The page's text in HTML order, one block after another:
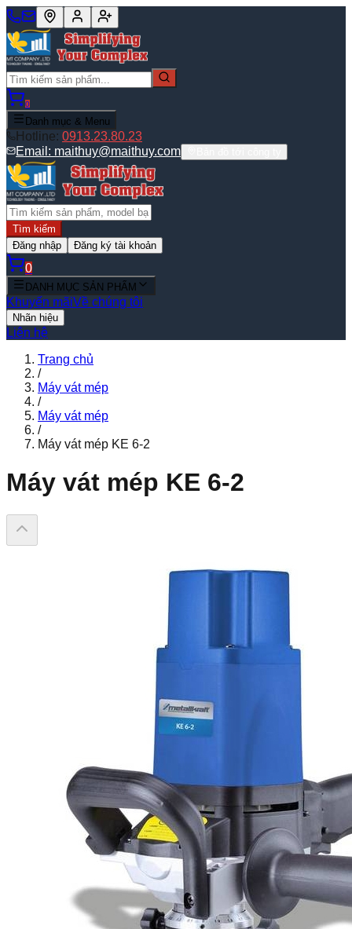
0
Danh mục & Menu
Hotline: 0913.23.80.23
Email: maithuy@maithuy.com
Tìm kiếm
Đăng nhập
Đăng ký tài khoản
0
DANH MỤC SẢN PHẨM
Khuyến mãiVề chúng tôi
Nhãn hiệu
Liên hệ
Trang chủ
/
Máy vát mép
/
Máy vát mép
/
Máy vát mép KE 6-2
Máy vát mép KE 6-2